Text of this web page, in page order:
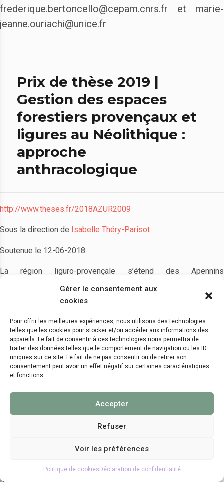
Gérer le consentement aux
cookies
Pour offrir les meilleures expériences, nous utilisons des technologies
telles que les cookies pour stocker et/ou accéder aux informations des
appareils. Le fait de consentir à ces technologies nous permettra de
traiter des données telles que le comportement de navigation ou les ID
uniques sur ce site. Le fait de ne pas consentir ou de retirer son
consentement peut avoir un effet négatif sur certaines caractéristiques
et fonctions.
Accepter
Refuser
Voir les préférences
Politique de cookies Déclaration de confidentialité
frederique.bertoncello@cepam.cnrs.fr et marie-
jeanne.ouriachi@unice.fr
Prix de thèse 2019 |
Gestion des espaces
forestiers provençaux et
ligures au Néolithique :
approche
anthracologique
http://www.theses.fr/2018AZUR2009
Sous la direction de Isabelle Théry-Parisot
Soutenue le 12-06-2018
La région liguro-provençale s’étend des Apennins
Sud à la Méditerranée. Dans cette zone, l’avènement puis le
l’agriculture et l’élevage, à partir du début du VIe millénaire av. n.
è., a conduit à la modification à la fois du couvert forestier
préexistant et de la relation entre les sociétés et le milieu
qu’elles exploitent. Dans ce travail, nous précisons les
modalités de ces évolutions par l’analyse anthracologique de
manière générale) entre la fin du Mésolithique (Castelnovien) et
le Néolithique final, c’est à dire de ca 6500 à 2000 av. n. è. : la
Maximin » et « le Clos de Roques/Route de Barjols » (Saint-
04), Ponteau (Martigues, 13) et le Limon-Raspail (Bédoin, 84).